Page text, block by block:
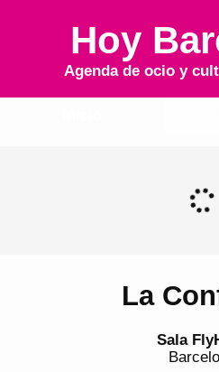
Hoy
Agenda de ocio y
La
Sala